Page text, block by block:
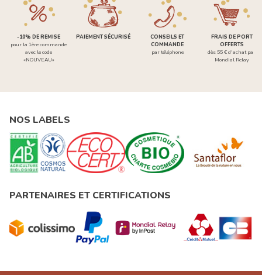
-10% DE REMISE
pour la 1ère commande
avec le code
«NOUVEAU»
PAIEMENT SÉCURISÉ
CONSEILS ET
COMMANDE
par téléphone
FRAIS DE PORT
OFFERTS
dès 55 € d'achat par
Mondial Relay
NOS LABELS
PARTENAIRES ET CERTIFICATIONS